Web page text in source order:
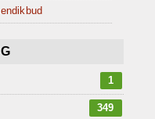
1
349